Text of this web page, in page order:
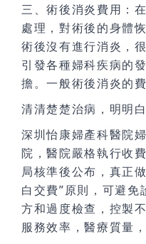
三、術後消炎費用：
處理，對術後的身體
術後沒有進行消炎，
引發各種婦科疾病的
擔。一般術後消炎的
清清楚楚治病，明明
深圳怡康婦產科醫院
院，醫院嚴格執行收
局核準後公布，真正
白交費”原則，可避免
方和過度檢查，控製
服務效率，醫療質量